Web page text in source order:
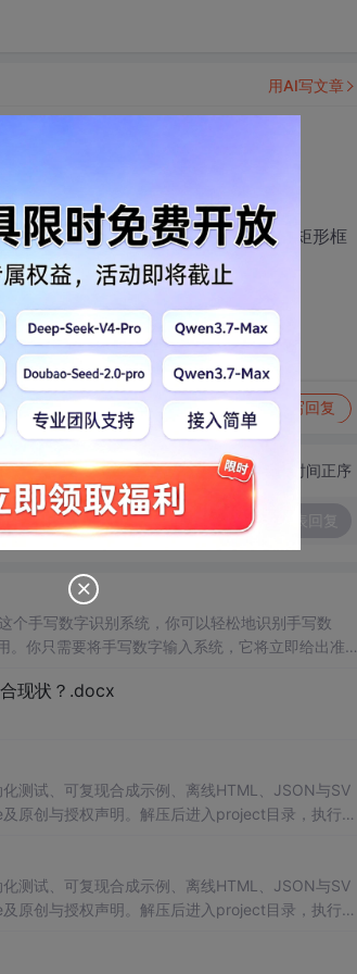
移动范围
矩形框 " 时, " CRectTracker 矩形框
举报 写回复
用AI写文章
切换为时间正序
个手写数字识别系统，你可以轻松地识别手写数
你只需要将手写数字输入系统，它将立即给出准确
现状？.docx
测试、可复现合成示例、离线HTML、JSON与SV
原创与授权声明。解压后进入project目录，执行np
、测试审计和课程实践。
测试、可复现合成示例、离线HTML、JSON与SV
原创与授权声明。解压后进入project目录，执行np
、测试审计和课程实践。